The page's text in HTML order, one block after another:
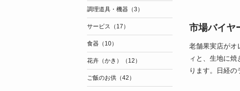
市場バイヤ
老舗果実店がオ
ィと、生地に
ります。日経の
調理道具・機器（3）
サービス（17）
食器（10）
花卉（かき）（12）
ご飯のお供（42）